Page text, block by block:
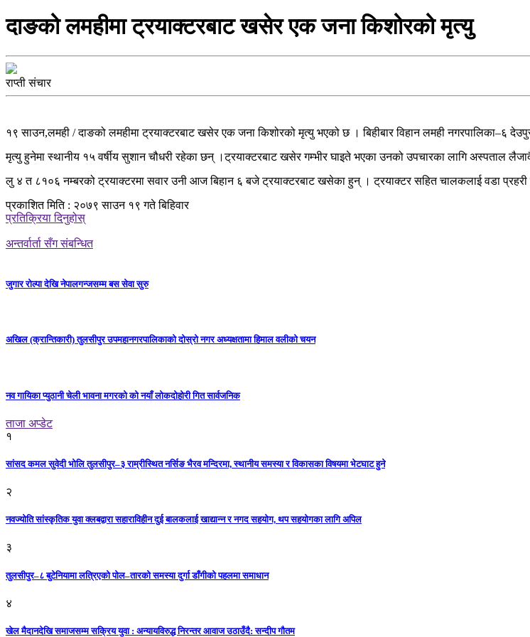
दाङको लमहीमा ट्रयाक्टरबाट खसेर एक जना किशोरको मृत्यु
राप्ती संचार
१९ साउन,लमही / दाङको लमहीमा ट्रयाक्टरबाट खसेर एक जना किशोरको मृत्यु भएको छ । बिहीबार विहान लमही नगरपालिका–६
मृत्यु हुनेमा स्थानीय १५ वर्षीय सुशान चौधरी रहेका छन् ।ट्रयाक्टरबाट खसेर गम्भीर घाइते भएका उनको उपचारका लागि अस्पताल
लु ४ त ८१०६ नम्बरको ट्रयाक्टरमा सवार उनी आज बिहान ६ बजे ट्रयाक्टरबाट खसेका हुन् । ट्रयाक्टर सहित चालकलाई वडा प्रहरी
प्रकाशित मिति : २०७९ साउन १९ गते बिहिवार
प्रतिक्रिया दिनुहोस्
अन्तर्वार्ता सँग संबन्धित
जुगार रोल्पा देखि नेपालगन्जसम्म बस सेवा सुरु
अखिल (क्रान्तिकारी) तुलसीपुर उपमहानगरपालिकाको दोस्रो नगर अध्यक्षतामा हिमाल वलीको चयन
नव गायिका प्युठानी चेली भावना मगरको को नयाँ लोकदोहोरी गित सार्वजनिक
ताजा अप्डेट
१
सांसद कमल सुवेदी भोलि तुलसीपुर–३ राम्रीस्थित नर्सिङ भैरव मन्दिरमा, स्थानीय समस्या र विकासका विषयमा भेटघाट हुने
२
नवज्योति सांस्कृतिक युवा क्लबद्वारा सहाराविहीन दुई बालकलाई खाद्यान्न र नगद सहयोग, थप सहयोगका लागि अपिल
३
तुलसीपुर–८ बुटेनियामा लत्रिएको पोल–तारको समस्या दुर्गा डाँगीको पहलमा समाधान
४
खेल मैदानदेखि समाजसम्म सक्रिय युवा : अन्यायविरुद्ध निरन्तर आवाज उठाउँदै: सन्दीप गौतम